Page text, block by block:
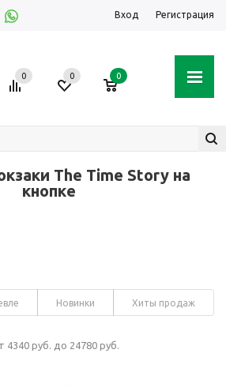
Вход Регистрация
0 0 0
The Time Story на
кнопке
Новинки Хиты продаж
4340 руб. до 24780 руб.